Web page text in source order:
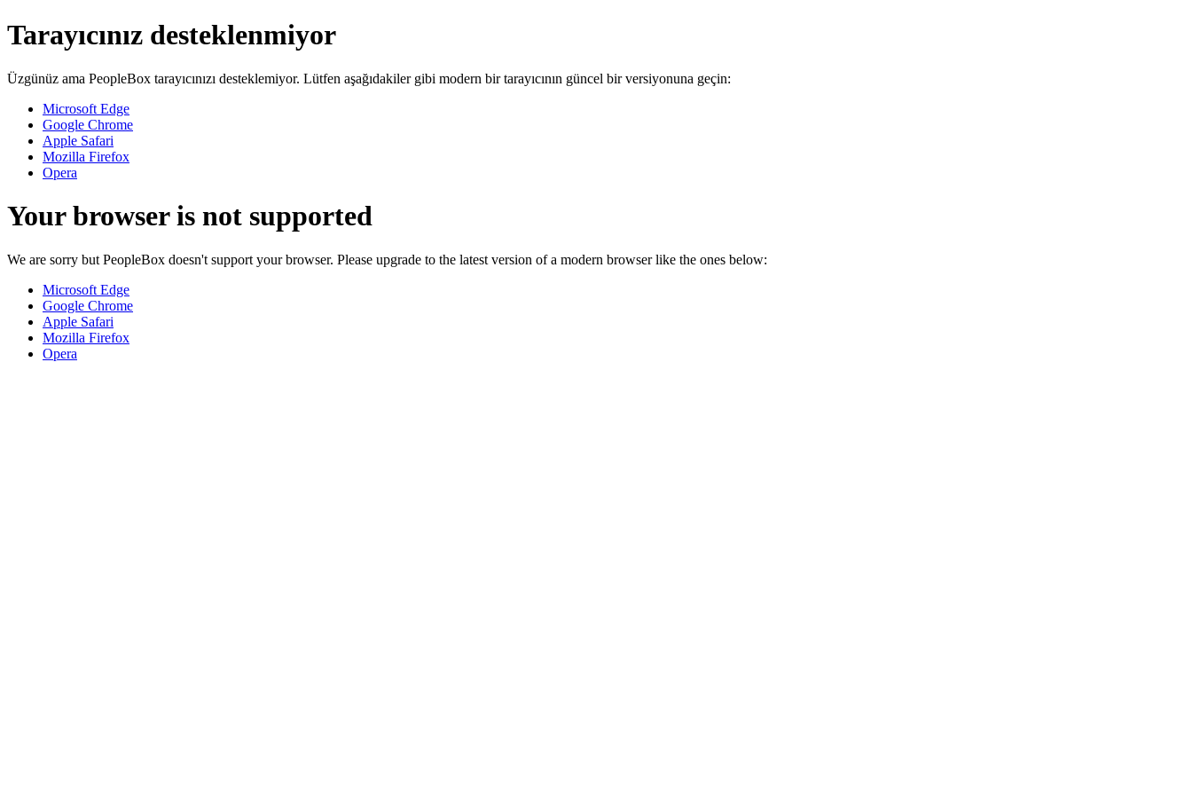
Tarayıcınız desteklenmiyor
Üzgünüz ama PeopleBox tarayıcınızı desteklemiyor. Lütfen aşağıdakiler gibi modern bir tarayıcının güncel bir versiyonuna geçin:
Microsoft Edge
Google Chrome
Apple Safari
Mozilla Firefox
Opera
Your browser is not supported
We are sorry but PeopleBox doesn't support your browser. Please upgrade to the latest version of a modern browser like the ones below:
Microsoft Edge
Google Chrome
Apple Safari
Mozilla Firefox
Opera